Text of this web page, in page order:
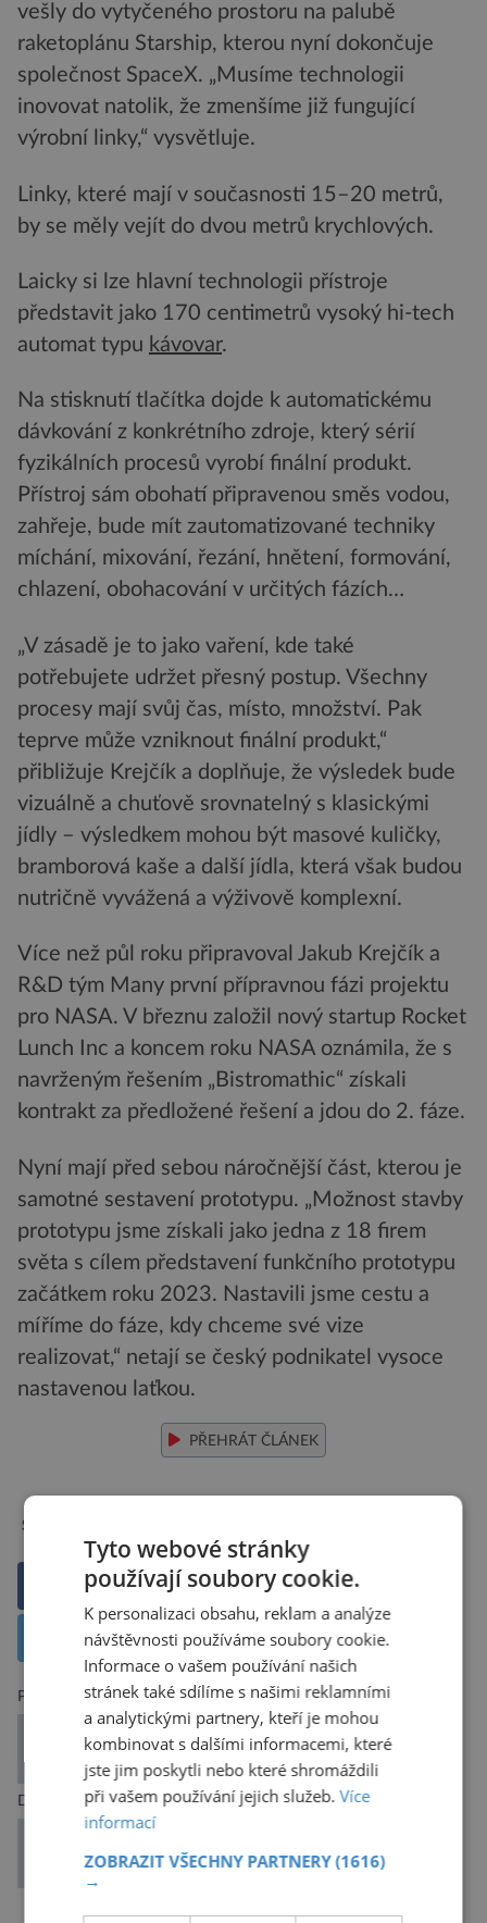
vešly do vytyčeného prostoru na palubě
raketoplánu Starship, kterou nyní dokončuje
společnost SpaceX. „Musíme technologii
inovovat natolik, že zmenšíme již fungující
výrobní linky,“ vysvětluje.
Linky, které mají v současnosti 15–20 metrů,
by se měly vejít do dvou metrů krychlových.
Laicky si lze hlavní technologii přístroje
představit jako 170 centimetrů vysoký hi-tech
automat typu kávovar.
Na stisknutí tlačítka dojde k automatickému
dávkování z konkrétního zdroje, který sérií
fyzikálních procesů vyrobí finální produkt.
Přístroj sám obohatí připravenou směs vodou,
zahřeje, bude mít zautomatizované techniky
míchání, mixování, řezání, hnětení, formování,
chlazení, obohacování v určitých fázích…
„V zásadě je to jako vaření, kde také
potřebujete udržet přesný postup. Všechny
procesy mají svůj čas, místo, množství. Pak
teprve může vzniknout finální produkt,“
přibližuje Krejčík a doplňuje, že výsledek bude
vizuálně a chuťově srovnatelný s klasickými
jídly – výsledkem mohou být masové kuličky,
bramborová kaše a další jídla, která však budou
nutričně vyvážená a výživově komplexní.
Více než půl roku připravoval Jakub Krejčík a
R&D tým Many první přípravnou fázi projektu
pro NASA. V březnu založil nový startup Rocket
Lunch Inc a koncem roku NASA oznámila, že s
navrženým řešením „Bistromathic“ získali
kontrakt za předložené řešení a jdou do 2. fáze.
Nyní mají před sebou náročnější část, kterou je
samotné sestavení prototypu. „Možnost stavby
prototypu jsme získali jako jedna z 18 firem
světa s cílem představení funkčního prototypu
začátkem roku 2023. Nastavili jsme cestu a
míříme do fáze, kdy chceme své vize
realizovat,“ netají se český podnikatel vysoce
nastavenou laťkou.
PŘEHRÁT ČLÁNEK
Štítky:
Sdílet na Facebooku
Sdílet na X
Předchozí článek
Rusko touží po vlastní vesmírné stanici. Bez
komplikací se to nejspíš neobejde…
Další článek
vznik hvězd v mlhovině Tarantule
Tyto webové stránky
používají soubory cookie.
K personalizaci obsahu, reklam a analýze
návštěvnosti používáme soubory cookie.
Informace o vašem používání našich
stránek také sdílíme s našimi reklamními
a analytickými partnery, kteří je mohou
kombinovat s dalšími informacemi, které
jste jim poskytli nebo které shromáždili
při vašem používání jejich služeb.Více
informací
ZOBRAZIT VŠECHNY PARTNERY(1616)
→